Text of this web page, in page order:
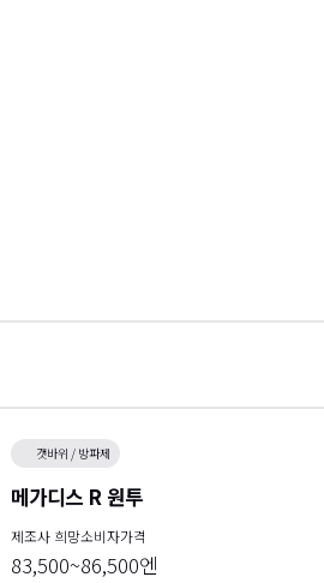
갯바위 / 방파제
메가디스 R 원투
제조사 희망소비자가격
83,500~86,500엔